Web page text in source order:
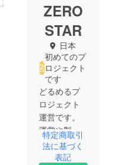
ZERO
STAR
日本
初めてのプ
ロジェクト
です
どるめるプ
ロジェクト
運営です。
運営や製作
メンバーも
募集中で
特定商取引
法に基づく
表記